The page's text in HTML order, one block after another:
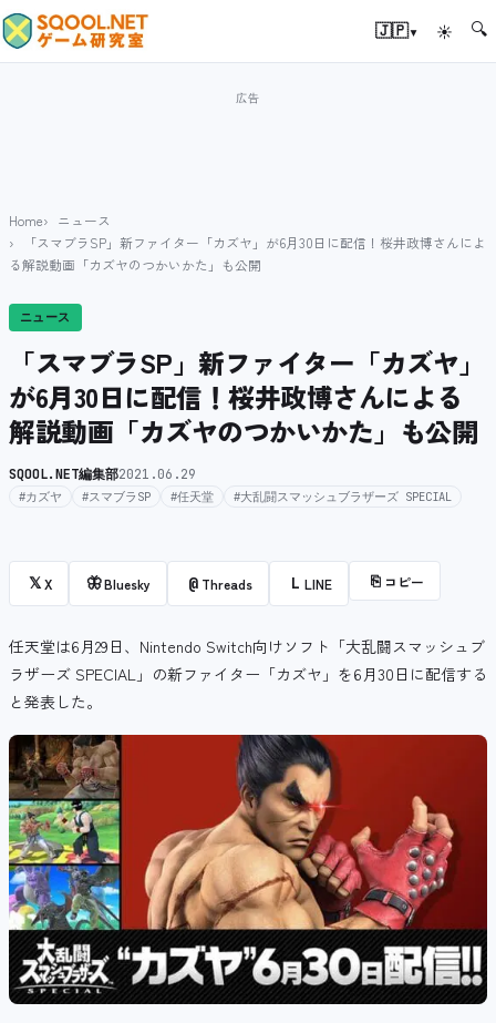
🇯🇵▾ ☀ 🔍
Home
ニュース
「スマブラSP」新ファイター「カズヤ」が6月30日に配信！桜井政博さんによ
る解説動画「カズヤのつかいかた」も公開
ニュース
「スマブラSP」新ファイター「カズヤ」
が6月30日に配信！桜井政博さんによる
解説動画「カズヤのつかいかた」も公開
SQOOL.NET編集部2021.06.29
#カズヤ #スマブラSP #任天堂 #大乱闘スマッシュブラザーズ SPECIAL
𝕏X 🦋Bluesky @ Threads L LINE ⎘ コピー
任天堂は6月29日、Nintendo Switch向けソフト「大乱闘スマッシュブ
ラザーズ SPECIAL」の新ファイター「カズヤ」を6月30日に配信する
と発表した。